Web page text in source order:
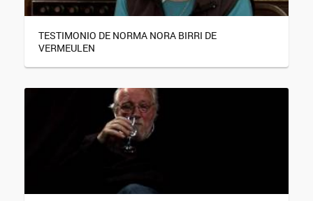
TESTIMONIO DE NORMA NORA BIRRI DE
VERMEULEN